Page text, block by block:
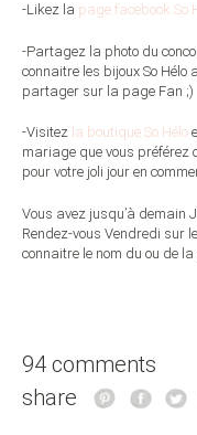
-Likez la page facebook So
-Partagez la photo du
connaitre les bijoux So Hélo
partager sur la page Fan ;)
-Visitez la boutique So Hélo
mariage que vous préférez
pour votre joli jour en
Vous avez jusqu’à demain
Rendez-vous Vendredi sur
connaitre le nom du ou de
94 comments
share